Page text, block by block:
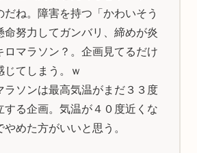
だね。障害を持つ「かわいそう
命努力してガンバリ、締めが炎
ロマラソン？。企画見てるだけ
じてしまう。ｗ
ラソンは最高気温がまだ３３度
する企画。気温が４０度近くな
めた方がいいと思う。